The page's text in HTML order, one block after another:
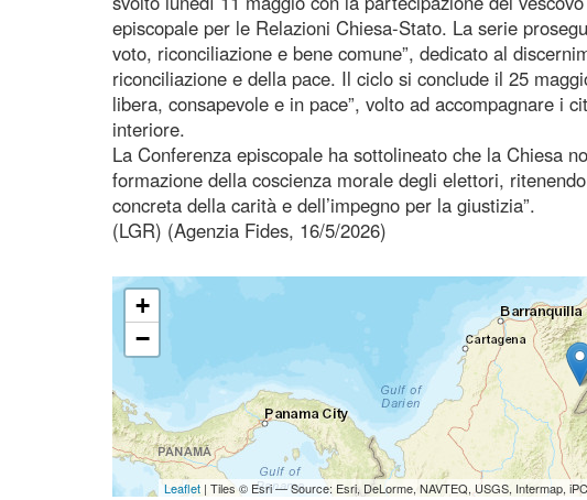
episcopale per le Relazioni Chiesa-Stato. La serie
voto, riconciliazione e bene comune”, dedicato al
riconciliazione e della pace. Il ciclo si conclude il 25
libera, consapevole e in pace”, volto ad accompagnare i
interiore.
La Conferenza episcopale ha sottolineato che la Chiesa
formazione della coscienza morale degli elettori,
concreta della carità e dell’impegno per la giustizia”.
(LGR) (Agenzia Fides, 16/5/2026)
+
−
Leaflet| Tiles © Esri — Source: Esri, DeLorme, NAVTEQ, USGS, Intermap,